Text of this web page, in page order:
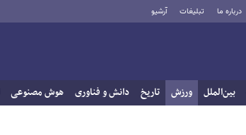
درباره ما تبلیغات آرشیو
بین‌الملل ورزش تاریخ دانش و فناوری هوش مصنوعی